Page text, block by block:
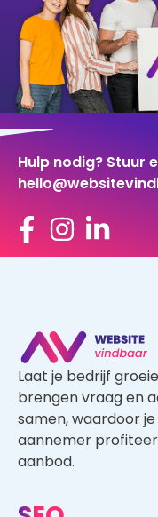
Hulp nodig? Stuur
brengen vraag en
samen, waardoor je
aannemer
aanbod.
SEO
Off-Page SEO